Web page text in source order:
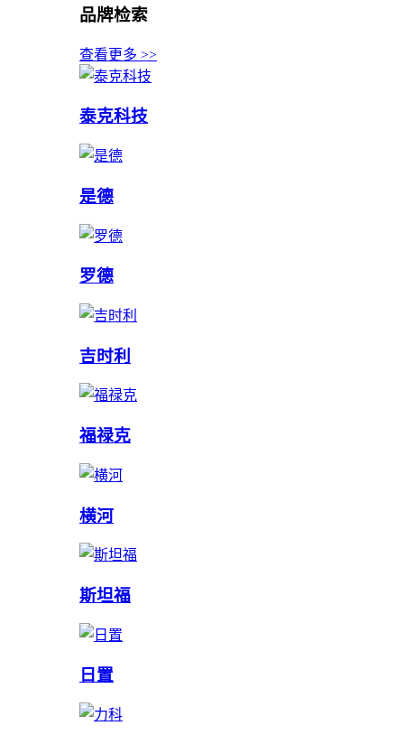
品牌检索
查看更多 >>
泰克科技
是德
罗德
吉时利
福禄克
横河
斯坦福
日置